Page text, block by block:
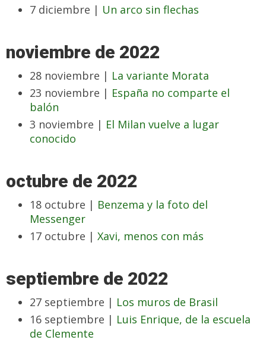
7 diciembre | Un arco sin flechas
noviembre de 2022
28 noviembre | La variante Morata
23 noviembre | España no comparte el
balón
3 noviembre | El Milan vuelve a lugar
conocido
octubre de 2022
18 octubre | Benzema y la foto del
Messenger
17 octubre | Xavi, menos con más
septiembre de 2022
27 septiembre | Los muros de Brasil
16 septiembre | Luis Enrique, de la escuela
de Clemente